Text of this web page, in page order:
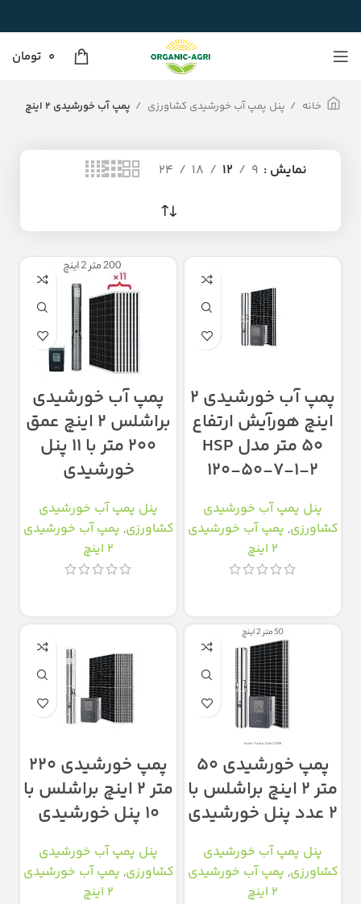
0 تومان
خانه پنل پمپ آب خورشیدی کشاورزی پمپ آب خورشیدی 2 اینچ
نمایش 9
12
18
24
پمپ آب خورشیدی ۲
اینچ هورآیش ارتفاع
۵۰ متر مدل HSP
120-50-7-1-2
پنل پمپ آب خورشیدی
کشاورزی, پمپ آب خورشیدی
2 اینچ
پمپ آب خورشیدی
براشلس ۲ اینچ عمق
۲۰۰ متر با ۱۱ پنل
خورشیدی
پنل پمپ آب خورشیدی
کشاورزی, پمپ آب خورشیدی
2 اینچ
پمپ خورشیدی ۵۰
متر ۲ اینچ براشلس با
۲ عدد پنل خورشیدی
پنل پمپ آب خورشیدی
کشاورزی, پمپ آب خورشیدی
2 اینچ
پمپ خورشیدی ۲۲۰
متر ۲ اینچ براشلس با
۱۰ پنل خورشیدی
پنل پمپ آب خورشیدی
کشاورزی, پمپ آب خورشیدی
2 اینچ